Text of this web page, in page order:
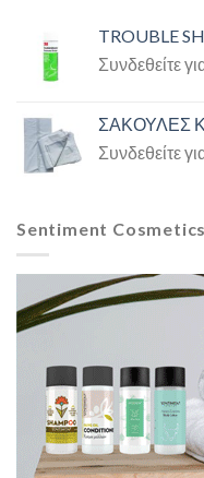
TROUBLE
Συνδεθείτε
ΣΑΚΟΥΛΕΣ
Συνδεθείτε
Sentiment Cosmetics